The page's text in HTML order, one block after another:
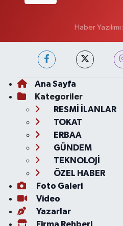
Haber Yazılımı:
Ana Sayfa
Kategoriler
RESMİ İLANLAR
TOKAT
ERBAA
GÜNDEM
TEKNOLOJİ
ÖZEL HABER
Foto Galeri
Video
Yazarlar
Firma Rehberi